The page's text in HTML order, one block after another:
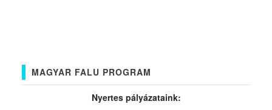
MAGYAR FALU PROGRAM
Nyertes pályázataink: